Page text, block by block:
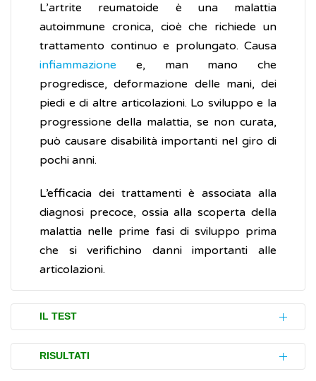
L’artrite reumatoide è una malattia
autoimmune cronica, cioè che richiede un
trattamento continuo e prolungato. Causa
infiammazione e, man mano che
progredisce, deformazione delle mani, dei
piedi e di altre articolazioni. Lo sviluppo e la
progressione della malattia, se non curata,
può causare disabilità importanti nel giro di
pochi anni.
L’efficacia dei trattamenti è associata alla
diagnosi precoce, ossia alla scoperta della
malattia nelle prime fasi di sviluppo prima
che si verifichino danni importanti alle
articolazioni.
IL TEST
Il test degli anticorpi anti-peptide ciclico
citrullinato (anti-CCP) si esegue su un
RISULTATI